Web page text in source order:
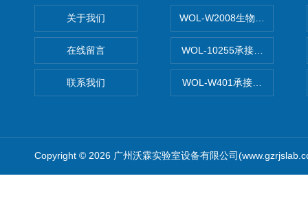
关于我们
在线留言
联系我们
WOL-W2008生物制药GMP
WOL-10255承接清远电子
WOL-W401承接食品QS认
Copyright © 2026 广州沃霖实验室设备有限公司